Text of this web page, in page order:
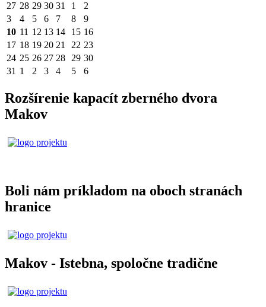
27 28 29 30 31 1
2
3
4 5 6 7 8
9
10 11 12 13 14 15 16
17 18 19 20 21 22 23
24 25 26 27 28 29 30
31 1 2 3 4 5 6
Rozšírenie kapacít zberného dvora
Makov
Boli nám príkladom na oboch stranách
hranice
Makov - Istebna, spoločne tradične